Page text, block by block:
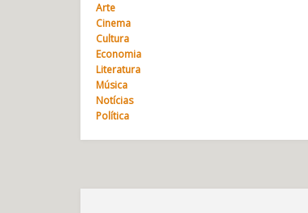
Arte
Cinema
Cultura
Economia
Literatura
Música
Notícias
Política